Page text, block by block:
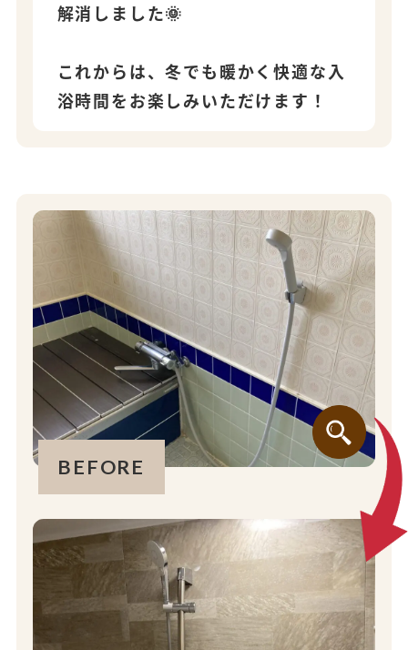
解消しました🌞
これからは、冬でも暖かく快適な入
浴時間をお楽しみいただけます！
BEFORE